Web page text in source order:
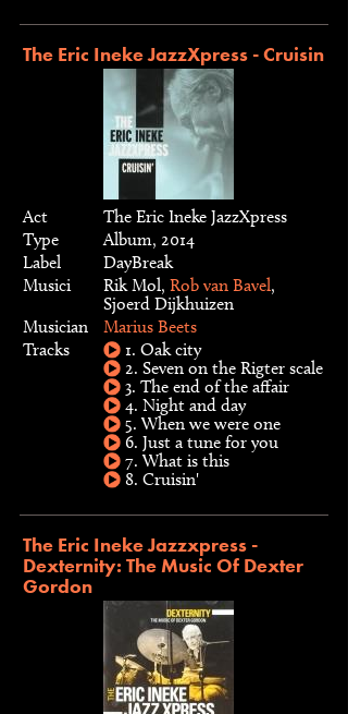
The Eric Ineke JazzXpress - Cruisin
Act
The Eric Ineke JazzXpress
Type
Album, 2014
Label
DayBreak
Musici
Rik Mol, Rob van Bavel,
Sjoerd Dijkhuizen
Musician
Marius Beets
Tracks
1. Oak city
2. Seven on the Rigter scale
3. The end of the affair
4. Night and day
5. When we were one
6. Just a tune for you
7. What is this
8. Cruisin'
The Eric Ineke Jazzxpress -
Dexternity: The Music Of Dexter
Gordon